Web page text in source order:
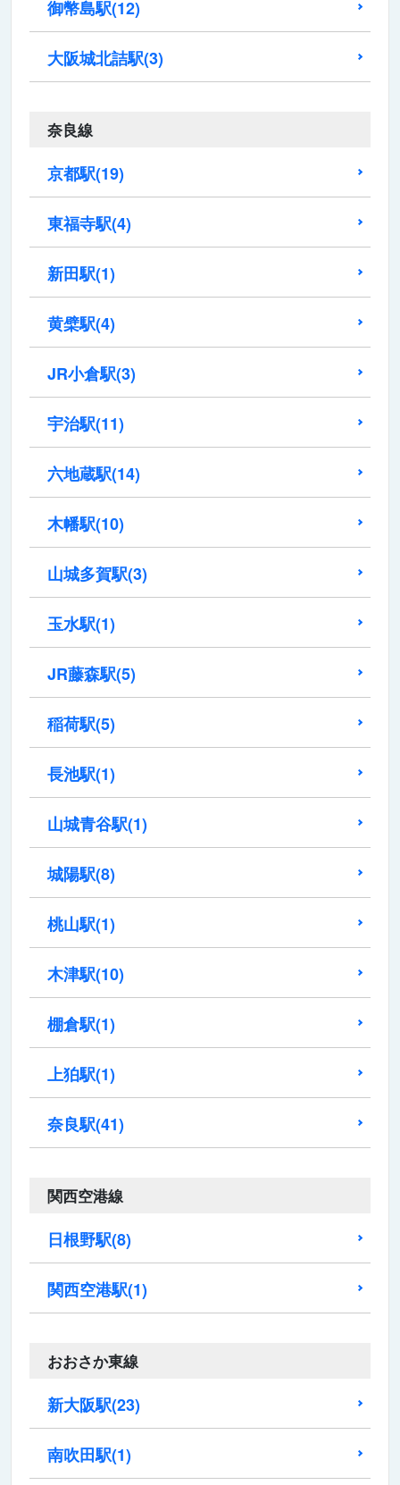
御幣島駅(12)
大阪城北詰駅(3)
奈良線
京都駅(19)
東福寺駅(4)
新田駅(1)
黄檗駅(4)
JR小倉駅(3)
宇治駅(11)
六地蔵駅(14)
木幡駅(10)
山城多賀駅(3)
玉水駅(1)
JR藤森駅(5)
稲荷駅(5)
長池駅(1)
山城青谷駅(1)
城陽駅(8)
桃山駅(1)
木津駅(10)
棚倉駅(1)
上狛駅(1)
奈良駅(41)
関西空港線
日根野駅(8)
関西空港駅(1)
おおさか東線
新大阪駅(23)
南吹田駅(1)